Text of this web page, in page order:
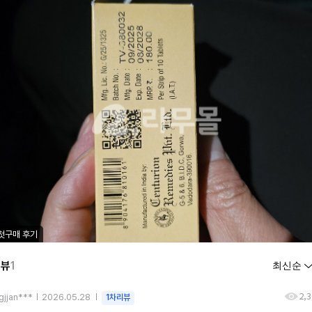
구매 후기
1
2026.05.28 1차리뷰